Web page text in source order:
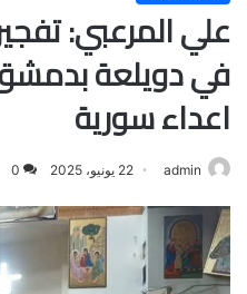
علي المرعبي:
في دويلعة
اعداء سورية
admin 22 يونيو، 2025 0